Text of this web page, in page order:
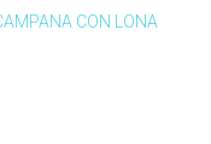
CON LONA